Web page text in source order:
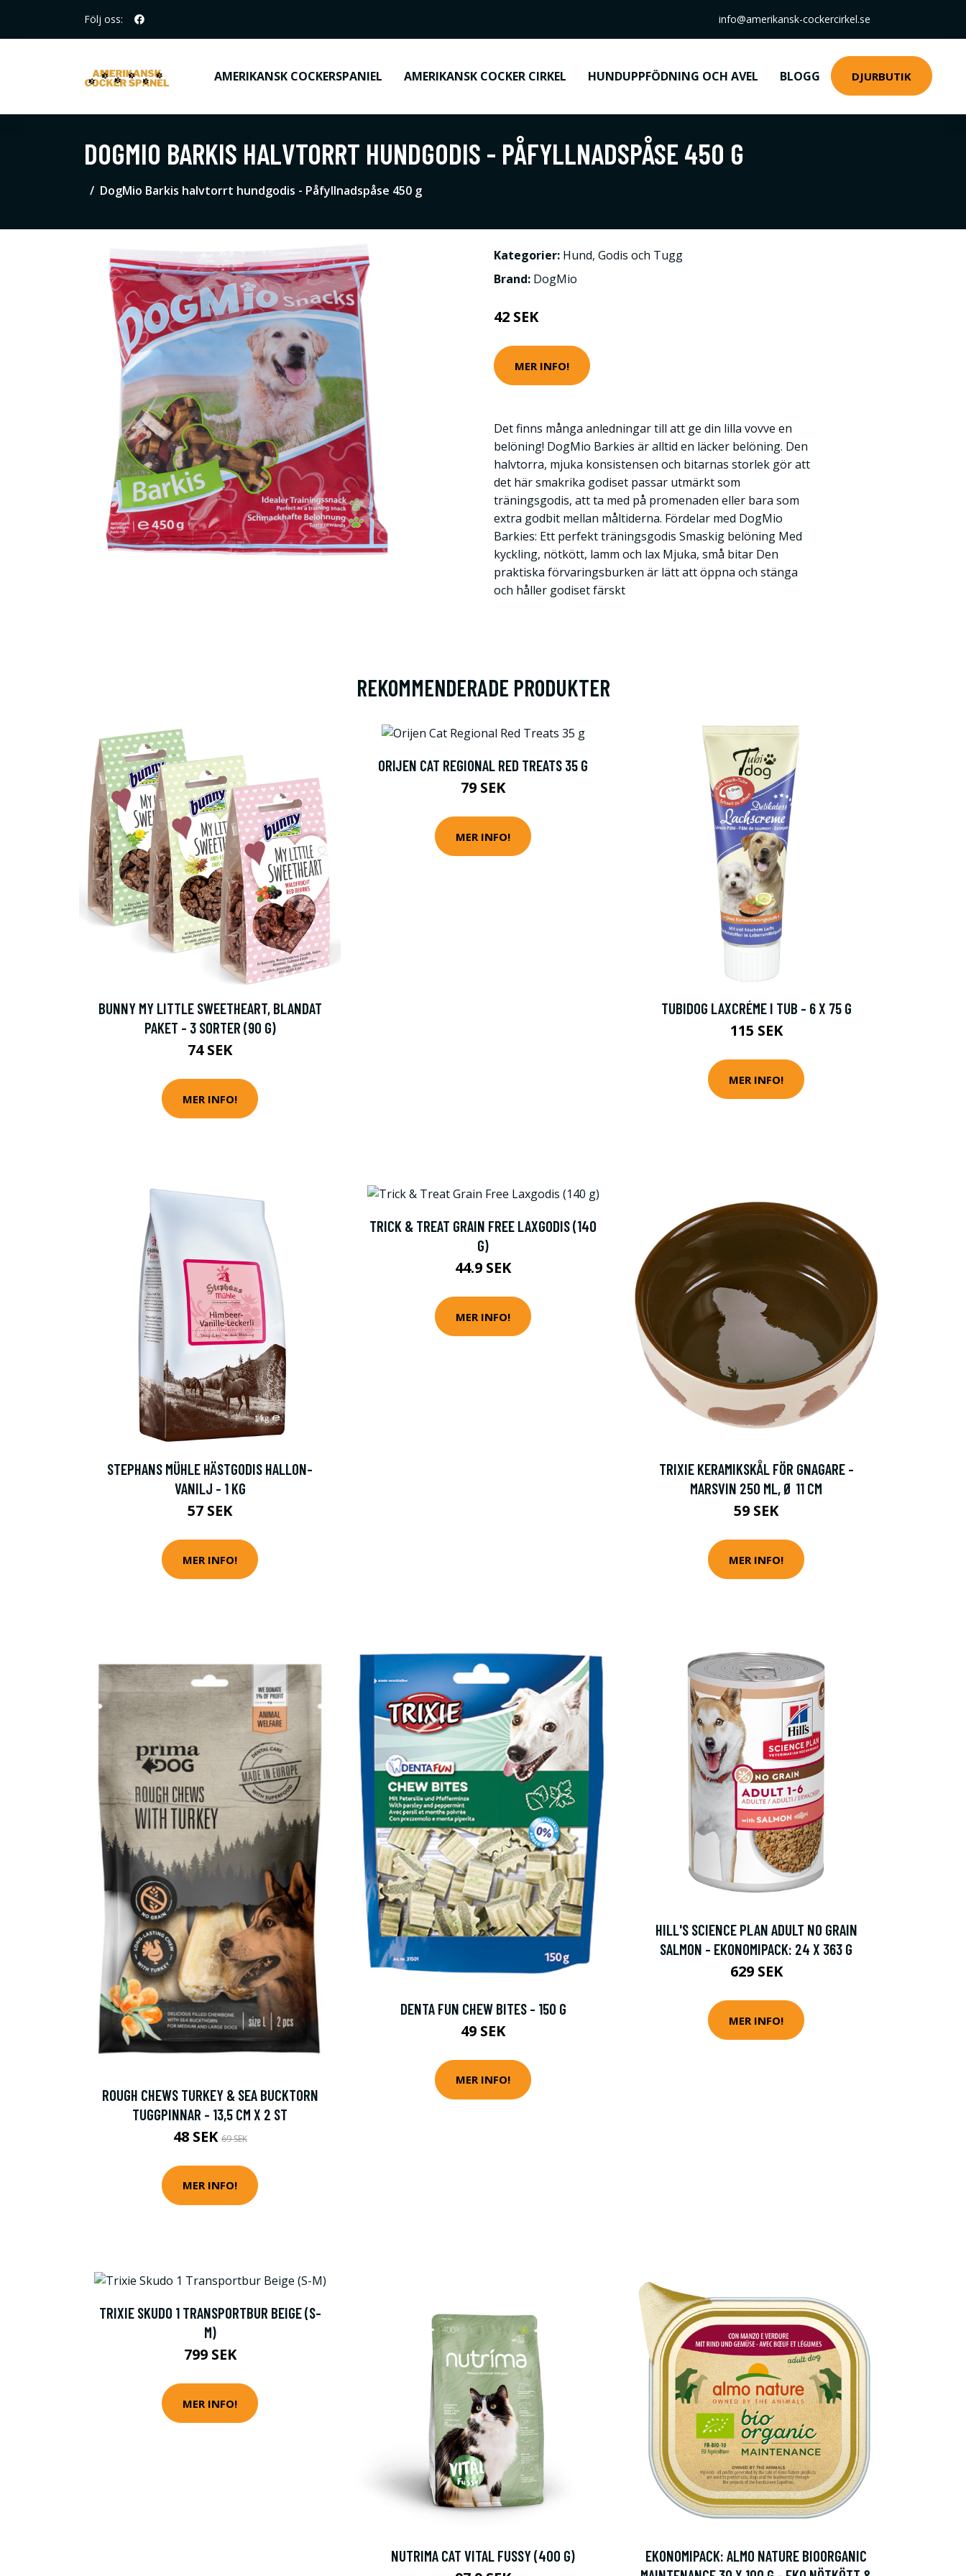
Följ oss: info@amerikansk-cockercirkel.se
AMERIKANSK COCKERSPANIEL AMERIKANSK COCKER CIRKEL HUNDUPPFÖDNING OCH AVEL BLOGG DJURBUTIK
DOGMIO BARKIS HALVTORRT HUNDGODIS - PÅFYLLNADSPÅSE 450 G
DogMio Barkis halvtorrt hundgodis - Påfyllnadspåse 450 g
Kategorier: Hund, Godis och Tugg
Brand: DogMio
42 SEK
MER INFO!
Det finns många anledningar till att ge din lilla vovve en
belöning! DogMio Barkies är alltid en läcker belöning. Den
halvtorra, mjuka konsistensen och bitarnas storlek gör att
det här smakrika godiset passar utmärkt som
träningsgodis, att ta med på promenaden eller bara som
extra godbit mellan måltiderna. Fördelar med DogMio
Barkies: Ett perfekt träningsgodis Smaskig belöning Med
kyckling, nötkött, lamm och lax Mjuka, små bitar Den
praktiska förvaringsburken är lätt att öppna och stänga
och håller godiset färskt
REKOMMENDERADE PRODUKTER
BUNNY MY LITTLE SWEETHEART, BLANDAT
PAKET - 3 SORTER (90 G)
74 SEK
MER INFO!
ORIJEN CAT REGIONAL RED TREATS 35 G
79 SEK
MER INFO!
TUBIDOG LAXCRÉME I TUB - 6 X 75 G
115 SEK
MER INFO!
STEPHANS MÜHLE HÄSTGODIS HALLON-
VANILJ - 1 KG
57 SEK
MER INFO!
TRICK & TREAT GRAIN FREE LAXGODIS (140
G)
44.9 SEK
MER INFO!
TRIXIE KERAMIKSKÅL FÖR GNAGARE -
MARSVIN 250 ML, Ø 11 CM
59 SEK
MER INFO!
ROUGH CHEWS TURKEY & SEA BUCKTORN
TUGGPINNAR - 13,5 CM X 2 ST
48 SEK69 SEK
MER INFO!
DENTA FUN CHEW BITES - 150 G
49 SEK
MER INFO!
HILL'S SCIENCE PLAN ADULT NO GRAIN
SALMON - EKONOMIPACK: 24 X 363 G
629 SEK
MER INFO!
TRIXIE SKUDO 1 TRANSPORTBUR BEIGE (S-
M)
799 SEK
MER INFO!
NUTRIMA CAT VITAL FUSSY (400 G)
EKONOMIPACK: ALMO NATURE BIOORGANIC